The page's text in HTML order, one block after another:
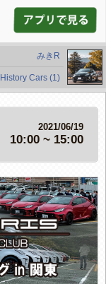
みきR
History Cars (1)
2021/06/19
10:00 ~ 15:00